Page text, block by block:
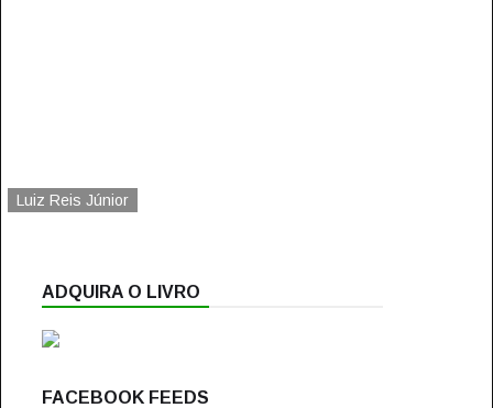
Luiz Reis Júnior
ADQUIRA O LIVRO
FACEBOOK FEEDS